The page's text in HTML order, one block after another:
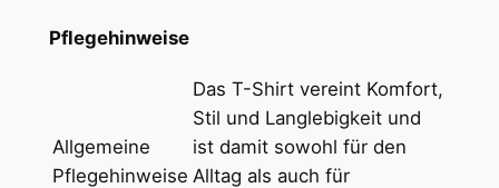
r
H
e
Pflegehinweise
Allgemeine
Pflegehinweise
Das T-Shirt vereint Komfort,
Stil und Langlebigkeit und
ist damit sowohl für den
Alltag als auch für